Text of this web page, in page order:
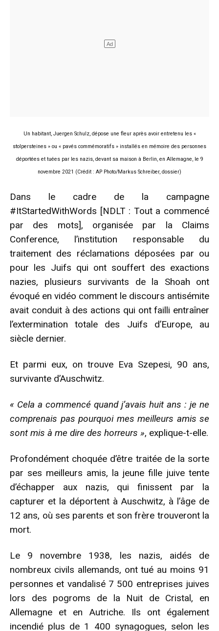
Un habitant, Juergen Schulz, dépose une fleur après avoir entretenu les «
stolpersteines » ou « pavés commémoratifs » installés en mémoire des personnes
déportées et tuées par les nazis, devant sa maison à Berlin, en Allemagne, le 9
novembre 2021 (Crédit : AP Photo/Markus Schreiber, dossier)
Dans le cadre de la campagne
#ItStartedWithWords [NDLT : Tout a commencé
par des mots], organisée par la Claims
Conference, l’institution responsable du
traitement des réclamations déposées par ou
pour les Juifs qui ont souffert des exactions
nazies, plusieurs survivants de la Shoah ont
évoqué en vidéo comment le discours antisémite
avait conduit à des actions qui ont failli entraîner
l’extermination totale des Juifs d’Europe, au
siècle dernier.
Et parmi eux, on trouve Eva Szepesi, 90 ans,
survivante d’Auschwitz.
« Cela a commencé quand j’avais huit ans : je ne
comprenais pas pourquoi mes meilleurs amis se
sont mis à me dire des horreurs », explique-t-elle.
Profondément choquée d’être traitée de la sorte
par ses meilleurs amis, la jeune fille juive tente
d’échapper aux nazis, qui finissent par la
capturer et la déportent à Auschwitz, à l’âge de
12 ans, où ses parents et son frère trouveront la
mort.
Le 9 novembre 1938, les nazis, aidés de
nombreux civils allemands, ont tué au moins 91
personnes et vandalisé 7 500 entreprises juives
lors des pogroms de la Nuit de Cristal, en
Allemagne et en Autriche. Ils ont également
incendié plus de 1 400 synagogues, selon les